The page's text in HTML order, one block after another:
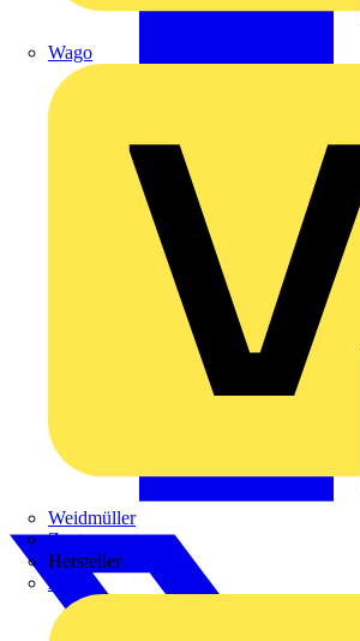
Wago
Weidmüller
Zaptec
Hersteller
ABB